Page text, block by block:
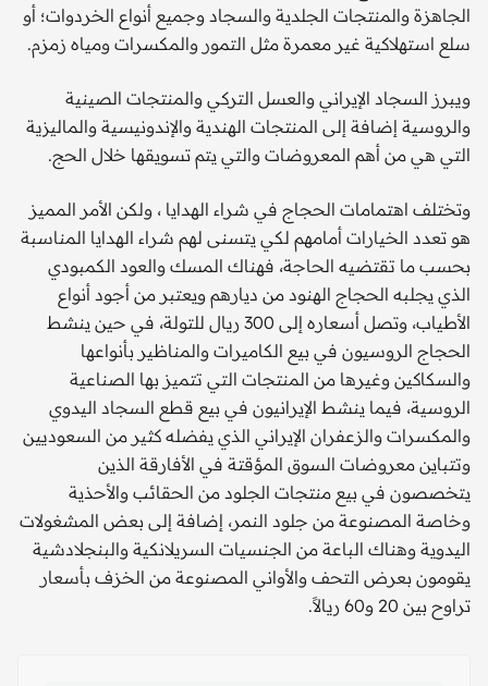
الجاهزة والمنتجات الجلدية والسجاد وجميع أنواع الخردوات؛ أو
سلع استهلاكية غير معمرة مثل التمور والمكسرات ومياه زمزم.
ويبرز السجاد الإيراني والعسل التركي والمنتجات الصينية
والروسية إضافة إلى المنتجات الهندية والإندونيسية والماليزية
التي هي من أهم المعروضات والتي يتم تسويقها خلال الحج.
وتختلف اهتمامات الحجاج في شراء الهدايا ، ولكن الأمر المميز
هو تعدد الخيارات أمامهم لكي يتسنى لهم شراء الهدايا المناسبة
بحسب ما تقتضيه الحاجة، فهناك المسك والعود الكمبودي
الذي يجلبه الحجاج الهنود من ديارهم ويعتبر من أجود أنواع
الأطياب، وتصل أسعاره إلى 300 ريال للتولة، في حين ينشط
الحجاج الروسيون في بيع الكاميرات والمناظير بأنواعها
والسكاكين وغيرها من المنتجات التي تتميز بها الصناعية
الروسية، فيما ينشط الإيرانيون في بيع قطع السجاد اليدوي
والمكسرات والزعفران الإيراني الذي يفضله كثير من السعوديين
وتتباين معروضات السوق المؤقتة في الأفارقة الذين
يتخصصون في بيع منتجات الجلود من الحقائب والأحذية
وخاصة المصنوعة من جلود النمر، إضافة إلى بعض المشغولات
اليدوية وهناك الباعة من الجنسيات السريلانكية والبنجلادشية
يقومون بعرض التحف والأواني المصنوعة من الخزف بأسعار
تراوح بين 20 و60 ريالاً.